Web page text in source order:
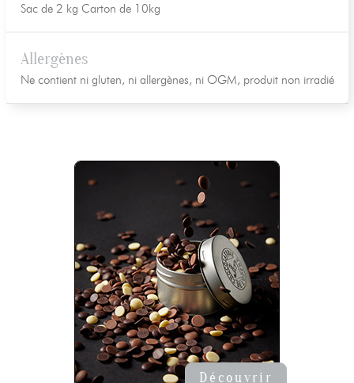
Sac de 2 kg Carton de 10kg
Allergènes
Ne contient ni gluten, ni allergènes, ni OGM, produit non irradié
Découvrir